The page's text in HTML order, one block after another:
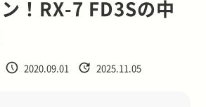
！RX-7 FD3Sの中
2020.09.01 2025.11.05